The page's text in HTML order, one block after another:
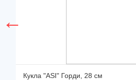
Кукла "ASI" Горди, 28 см